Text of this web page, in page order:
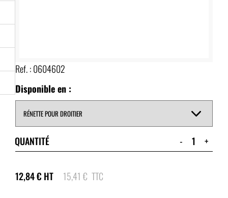
Ref. :0604602
Disponible en :
QUANTITÉ - +
12,84€ HT 15,41 € TTC